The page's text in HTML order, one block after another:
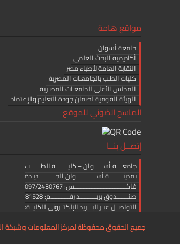
مواقع هامة
جامعة أسوان
أكاديمية البحث العلمى
النقابة العامة لأطباء مصر
كليات الطـب بالجامعـات المصرية
المجلس الأعلى للجامعـات المصـرية
الهيئة القومية لضمان جودة التعليم والإعتماد
الماسح الضوئي للموقع
إتصــل بنــا
جامعــــة أســــــوان – كليــــــــة الطـــــــب
بمدينـــــــــة أســـــــــــــوان الجـــــــــــديـدة
فاكــــــــــــــــــــــــــــــــــس: 097/2430767
صنــــــــدوق بريـــــــــــد رقــــــــــــم: 81528
التواصــل عبـر البـــريد الإلكتــرونى للكليــة:
جميع الحقوق محفوظة لمركز المعلومات وشبكة